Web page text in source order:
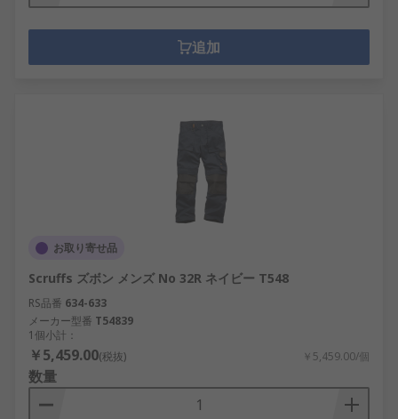
追加
お取り寄せ品
Scruffs ズボン メンズ No 32R ネイビー T548
RS品番 634-633
メーカー型番 T54839
1個小計：
￥5,459.00(税抜) ￥5,459.00/個
数量